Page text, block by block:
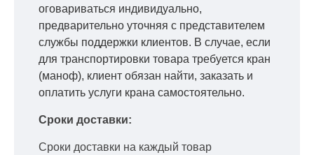
оговариваться индивидуально,
предварительно уточняя с представителем
службы поддержки клиентов. В случае, если
для транспортировки товара требуется кран
(маноф), клиент обязан найти, заказать и
оплатить услуги крана самостоятельно.
Сроки доставки:
Сроки доставки на каждый товар